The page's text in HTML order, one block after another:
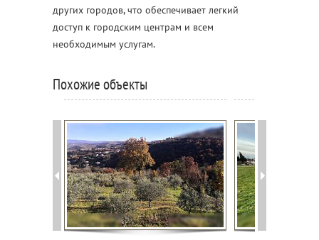
других городов, что обеспечивает легкий
доступ к городским центрам и всем
необходимым услугам.
Похожие объекты